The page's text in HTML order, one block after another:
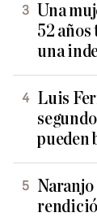
Una
52 años
una
Luis
pueden